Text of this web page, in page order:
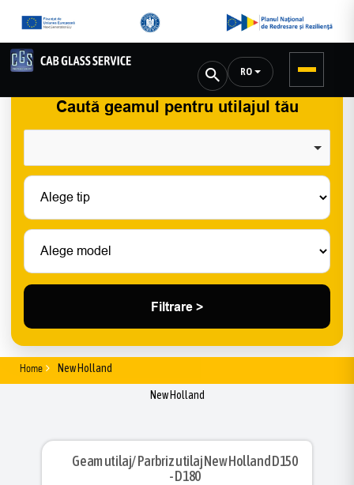
RO
Caută geamul pentru utilajul tău
Filtrare >
Home New Holland
New Holland
Geam utilaj/ Parbriz utilaj New Holland D150
- D180